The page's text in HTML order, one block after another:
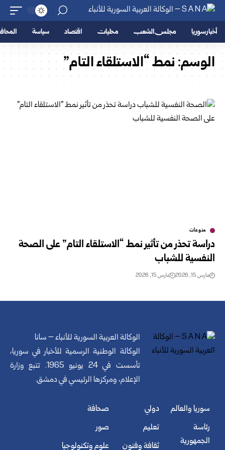
أخبار سوريا مجلس الشعب محليات اقتصاد سياسة
الوسم:نمط “الاستلقاء التام”
منوعات
دراسة تحذر من تأثير نمط “الاستلقاء التام” على الصحة
النفسية للشباب
مارس 15, 2026 مارس 15, 2026
الوكالة العربية السورية للأنباء – سانا
الوكالة الوطنية الرسمية للأخبار في سوريا،
تأسست في 24 يونيو 1965. تتبع وزارة
الإعلام، ومركزها الرئيسي في دمشق.
سوريا والعالم
رئاسة
الجمهورية
دولي
تعليم
ثقافة وفنون
صحافة
صور
علوم وتكنولوجيا